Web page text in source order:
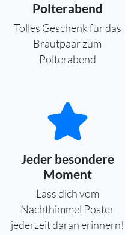
Polterabend
Tolles Geschenk für das
Brautpaar zum
Polterabend
Jeder besondere
Moment
Lass dich vom
Nachthimmel Poster
jederzeit daran erinnern!